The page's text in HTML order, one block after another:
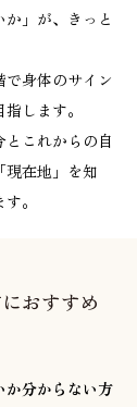
か」が、きっと
で身体のサイン
します。
これからの自
現在地」を知
。
おすすめ
か分からない方